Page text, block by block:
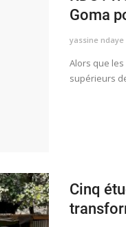
Goma
yassine ndaye
Alors que les
supérieurs
Cinq